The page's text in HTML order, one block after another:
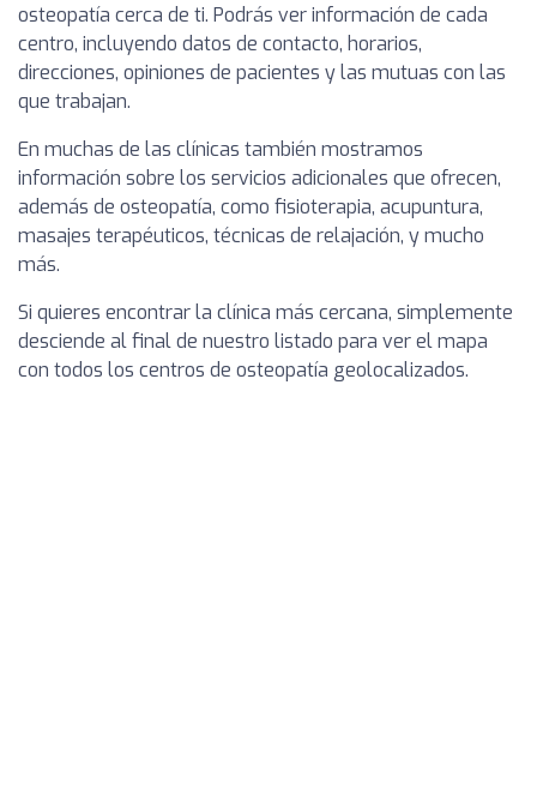
osteopatía cerca de ti. Podrás ver información de cada
centro, incluyendo datos de contacto, horarios,
direcciones, opiniones de pacientes y las mutuas con las
que trabajan.
En muchas de las clínicas también mostramos
información sobre los servicios adicionales que ofrecen,
además de osteopatía, como fisioterapia, acupuntura,
masajes terapéuticos, técnicas de relajación, y mucho
más.
Si quieres encontrar la clínica más cercana, simplemente
desciende al final de nuestro listado para ver el mapa
con todos los centros de osteopatía geolocalizados.